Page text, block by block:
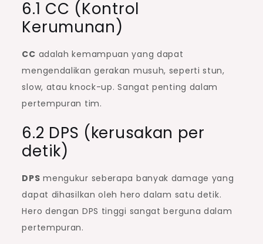
6.1 CC (Kontrol
Kerumunan)
CC adalah kemampuan yang dapat
mengendalikan gerakan musuh, seperti stun,
slow, atau knock-up. Sangat penting dalam
pertempuran tim.
6.2 DPS (kerusakan per
detik)
DPS mengukur seberapa banyak damage yang
dapat dihasilkan oleh hero dalam satu detik.
Hero dengan DPS tinggi sangat berguna dalam
pertempuran.